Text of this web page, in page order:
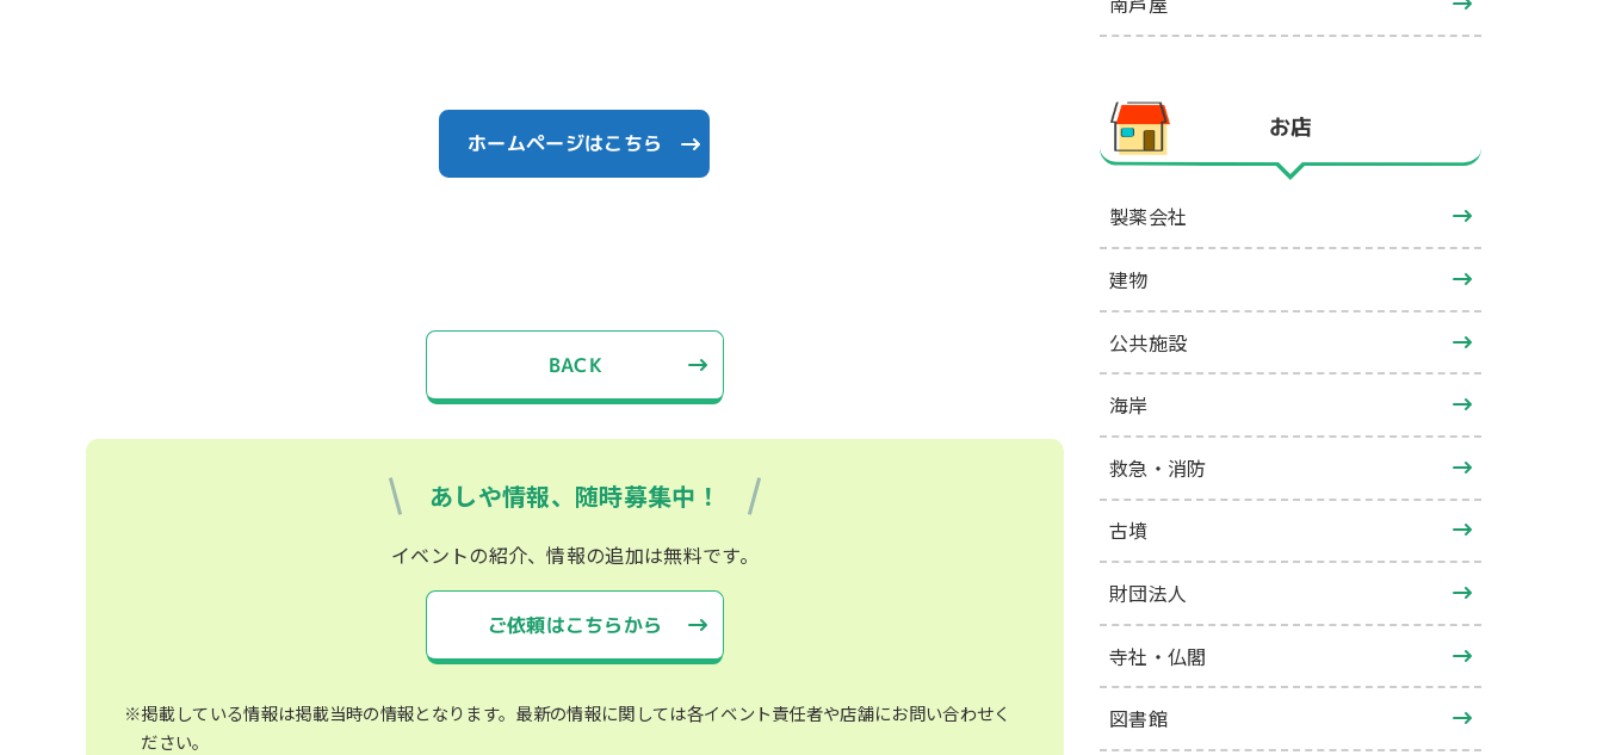
ホームページはこちら
BACK
あしや情報、随時募集中！
イベントの紹介、情報の追加は無料です。
ご依頼はこちらから
※掲載している情報は掲載当時の情報となります。最新の情報に関しては各イベント責任者や店舗にお問い合わせく
ださい。
お店
製薬会社
建物
公共施設
海岸
救急・消防
古墳
財団法人
寺社・仏閣
図書館